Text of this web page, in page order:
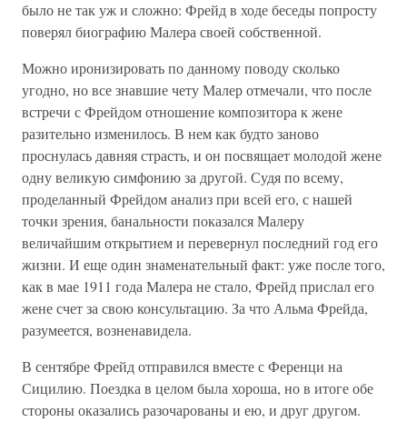
было не так уж и сложно: Фрейд в ходе беседы попросту
поверял биографию Малера своей собственной.
Можно иронизировать по данному поводу сколько
угодно, но все знавшие чету Малер отмечали, что после
встречи с Фрейдом отношение композитора к жене
разительно изменилось. В нем как будто заново
проснулась давняя страсть, и он посвящает молодой жене
одну великую симфонию за другой. Судя по всему,
проделанный Фрейдом анализ при всей его, с нашей
точки зрения, банальности показался Малеру
величайшим открытием и перевернул последний год его
жизни. И еще один знаменательный факт: уже после того,
как в мае 1911 года Малера не стало, Фрейд прислал его
жене счет за свою консультацию. За что Альма Фрейда,
разумеется, возненавидела.
В сентябре Фрейд отправился вместе с Ференци на
Сицилию. Поездка в целом была хороша, но в итоге обе
стороны оказались разочарованы и ею, и друг другом.